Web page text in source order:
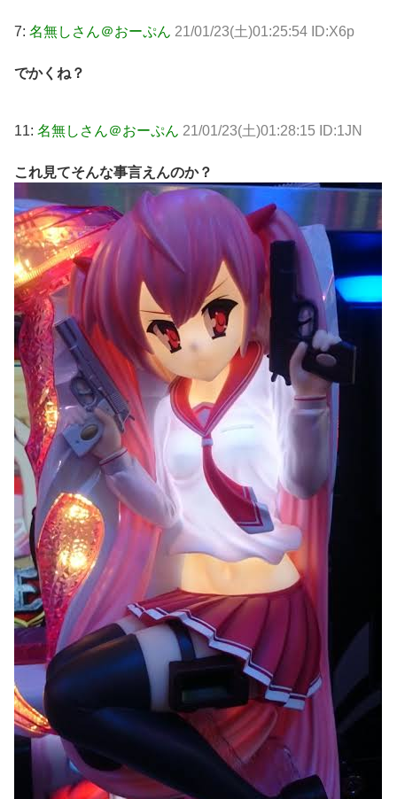
7: 名無しさん＠おーぷん 21/01/23(土)01:25:54 ID:X6p
でかくね？
11: 名無しさん＠おーぷん 21/01/23(土)01:28:15 ID:1JN
これ見てそんな事言えんのか？